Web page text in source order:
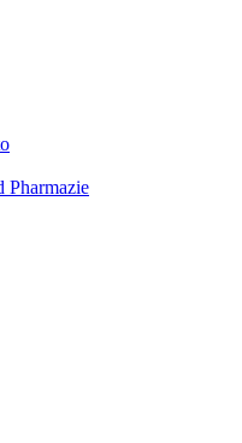
Pharmazie